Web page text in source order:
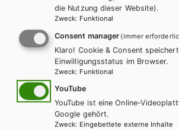
LEHRERSERVICE
Karin Ritz
+ 43 1 403 77 77 70
karin.ritz@hpt.at
die Nutzung dieser Website).
Zweck: Funktional
Consent manager (immer
Klaro! Cookie & Consent
Einwilligungsstatus im Browser.
Zweck: Funktional
YouTube
YouTube ist eine Online-
Google gehört.
Zweck: Eingebettete externe Inhalte